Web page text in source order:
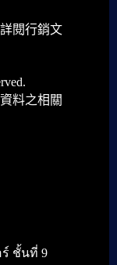
閱行銷文
料之相關
ร์ ชั้นที่ 9